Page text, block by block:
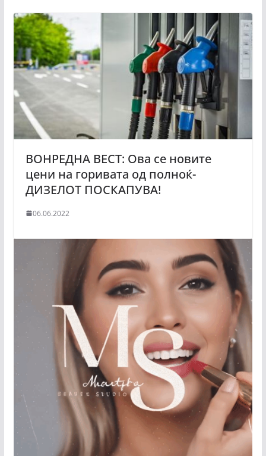
ВОНРЕДНА ВЕСТ: Ова се новите
цени на горивата од полноќ-
ДИЗЕЛОТ ПОСКАПУВА!
06.06.2022